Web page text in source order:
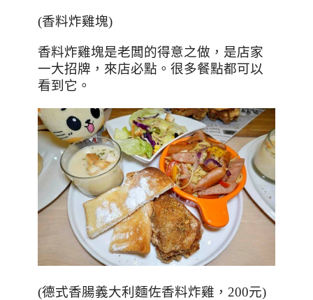
(香料炸雞塊)
香料炸雞塊是老闆的得意之做，是店家
一大招牌，來店必點。很多餐點都可以
看到它。
(德式香腸義大利麵佐香料炸雞， 200元)